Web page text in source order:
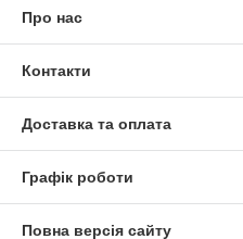
Про нас
Контакти
Доставка та оплата
Графік роботи
Повна версія сайту